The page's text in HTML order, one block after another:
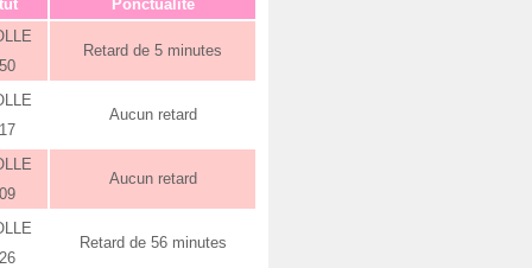
Ponctualité
Retard de 5 minutes
Aucun retard
Aucun retard
Retard de 56 minutes